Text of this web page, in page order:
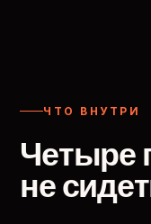
ЧТО ВНУТРИ
Четыре
не